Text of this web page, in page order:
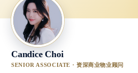
Candice Choi
SENIOR ASSOCIATE · 资深商业物业顾问